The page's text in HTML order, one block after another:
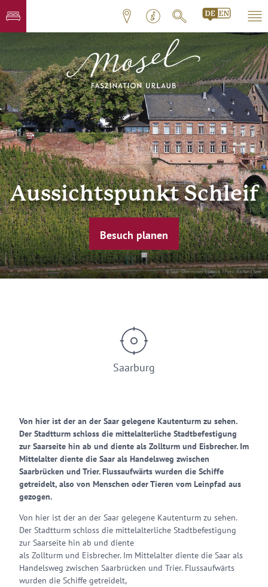
© Saar-Obermosel-Touristik / Foto: Richard Seer
Aussichtspunkt Schleif
Besuch planen
Saarburg
Von hier ist der an der Saar gelegene Kautenturm zu sehen.
Der Stadtturm schloss die mittelalterliche Stadtbefestigung
zur Saarseite hin ab und diente als Zollturm und Eisbrecher. Im
Mittelalter diente die Saar als Handelsweg zwischen
Saarbrücken und Trier. Flussaufwärts wurden die Schiffe
getreidelt, also von Menschen oder Tieren vom Leinpfad aus
gezogen.
Von hier ist der an der Saar gelegene Kautenturm zu sehen.
Der Stadtturm schloss die mittelalterliche Stadtbefestigung
zur Saarseite hin ab und diente
als Zollturm und Eisbrecher. Im Mittelalter diente die Saar als
Handelsweg zwischen Saarbrücken und Trier. Flussaufwärts
wurden die Schiffe getreidelt,